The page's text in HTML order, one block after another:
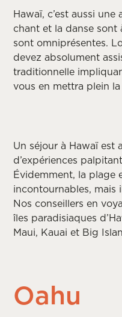
Hawaï, c’est aussi
chant et la danse sont
sont omniprésentes.
devez absolument
traditionnelle
vous en mettra plein la
Un séjour à Hawaï est
d’expériences
Évidemment, la plage
incontournables, mais
Nos conseillers en
îles paradisiaques
Maui, Kauai et Big
Oahu